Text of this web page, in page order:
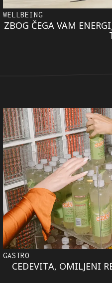
WELLBEING
ZBOG ČEGA VAM
GASTRO
CEDEVITA, OMILJENI